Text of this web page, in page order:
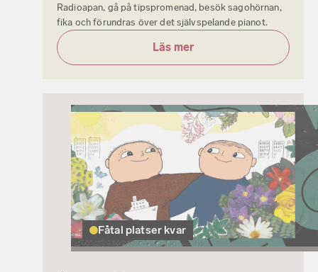
Radioapan, gå på tipspromenad, besök sagohörnan,
fika och förundras över det självspelande pianot.
Läs mer
Fåtal platser kvar